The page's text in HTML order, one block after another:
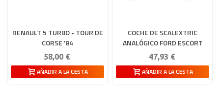
RENAULT 5 TURBO - TOUR DE
CORSE '84
58,00 €
AÑADIR A LA CESTA
COCHE DE SCALEXTRIC
ANALÓGICO FORD ESCORT
COSWORTH - RALLY YPRES '95
47,93 €
AÑADIR A LA CESTA